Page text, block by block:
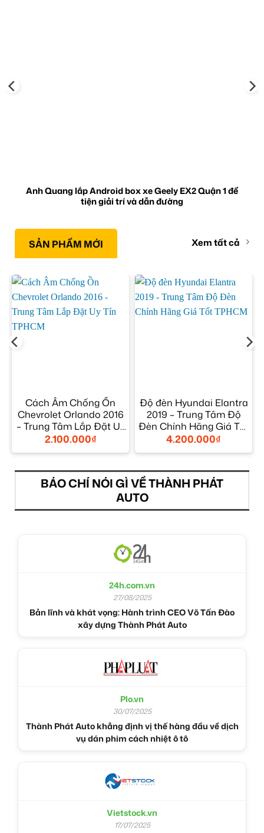
Anh Quang lắp Android box xe Geely EX2 Quận 1 để
tiện giải trí và dẫn đường
SẢN PHẨM MỚI Xem tất cả
Cách Âm Chống Ồn
Chevrolet Orlando 2016
– Trung Tâm Lắp Đặt Uy
Tín TPHCM
2.100.000₫
Độ đèn Hyundai Elantra
2019 – Trung Tâm Độ
Đèn Chính Hãng Giá Tốt
TPHCM
4.200.000₫
BÁO CHÍ NÓI GÌ VỀ THÀNH PHÁT
AUTO
24h.com.vn
27/08/2025
Bản lĩnh và khát vọng: Hành trình CEO Võ Tấn Đào
xây dựng Thành Phát Auto
Plo.vn
30/07/2025
Thành Phát Auto khẳng định vị thế hàng đầu về dịch
vụ dán phim cách nhiệt ô tô
Vietstock.vn
17/07/2025